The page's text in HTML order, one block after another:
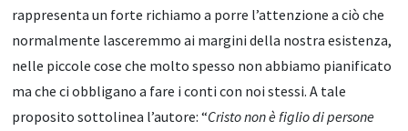
rappresenta un forte richiamo a porre l’attenzione a ciò che
normalmente lasceremmo ai margini della nostra esistenza,
nelle piccole cose che molto spesso non abbiamo pianificato
ma che ci obbligano a fare i conti con noi stessi. A tale
proposito sottolinea l’autore: “Cristo non è figlio di persone